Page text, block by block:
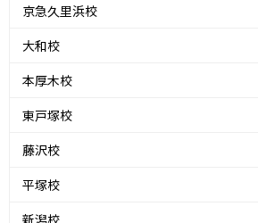
京急久里浜校
大和校
本厚木校
東戸塚校
藤沢校
平塚校
新潟校